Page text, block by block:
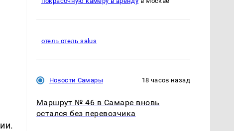
отель отель salus
Новости Самары 18 часов назад
Маршрут № 46 в Самаре вновь
остался без перевозчика